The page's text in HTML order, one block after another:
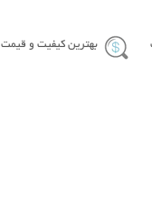
بهترین کیفیت و قیمت